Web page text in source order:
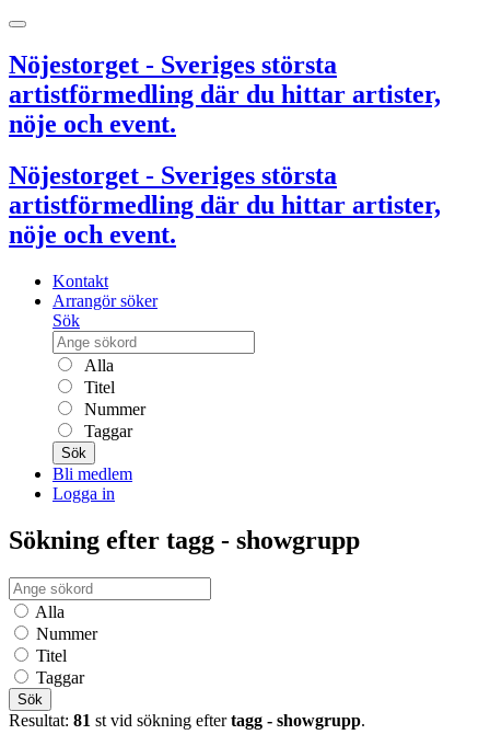
Nöjestorget - Sveriges största
artistförmedling där du hittar artister,
nöje och event.
Nöjestorget - Sveriges största
artistförmedling där du hittar artister,
nöje och event.
Kontakt
Arrangör söker
Sök
Alla
Titel
Nummer
Taggar
Sök
Bli medlem
Logga in
Sökning efter tagg - showgrupp
Alla
Nummer
Titel
Taggar
Sök
Resultat: 81 st vid sökning eftertagg - showgrupp.